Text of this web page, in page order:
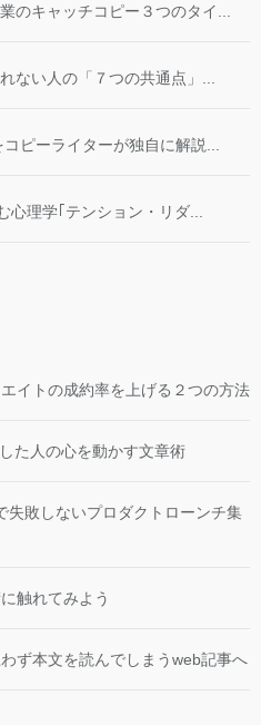
のキャッチコピー３つのタイ...
ない人の「７つの共通点」...
ピーライターが独自に解説...
心理学｢テンション・リダ...
イトの成約率を上げる２つの方法
た人の心を動かす文章術
失敗しないプロダクトローンチ集
触れてみよう
ず本文を読んでしまうweb記事へ